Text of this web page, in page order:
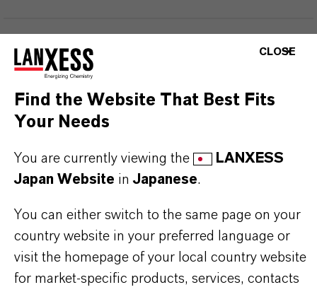
PRODUCT DATA SHEETS
こちらから製品のデータシートをダウンロード
できます。ドロップダウンメニューから項目を
選択すると、ダウンロードリンクが表示されま
Technical Data Sheet
法分野を選択してください
言語を選択
CLOSE
Find the Website That Best Fits
Your Needs
You are currently viewing the
LANXESS
Japan Website inJapanese.
You can either switch to the same page on your
country website in your preferred language or
visit the homepage of your local country website
for market-specific products, services, contacts